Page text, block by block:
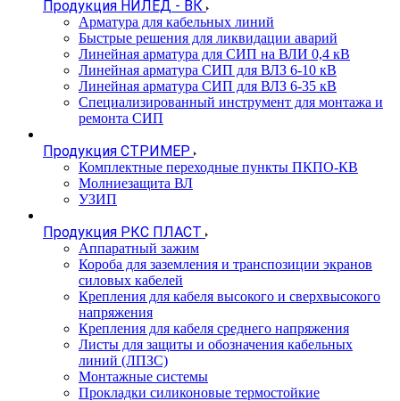
Продукция НИЛЕД - ВК
Арматура для кабельных линий
Быстрые решения для ликвидации аварий
Линейная арматура для СИП на ВЛИ 0,4 кВ
Линейная арматура СИП для ВЛЗ 6-10 кВ
Линейная арматура СИП для ВЛЗ 6-35 кВ
Специализированный инструмент для монтажа и
ремонта СИП
Продукция СТРИМЕР
Комплектные переходные пункты ПКПО-КВ
Молниезащита ВЛ
УЗИП
Продукция РКС ПЛАСТ
Аппаратный зажим
Короба для заземления и транспозиции экранов
силовых кабелей
Крепления для кабеля высокого и сверхвысокого
напряжения
Крепления для кабеля среднего напряжения
Листы для защиты и обозначения кабельных
линий (ЛПЗС)
Монтажные системы
Прокладки силиконовые термостойкие